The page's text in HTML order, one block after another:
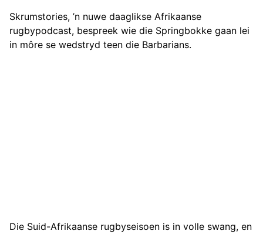
Skrumstories, ’n nuwe daaglikse Afrikaanse
rugbypodcast, bespreek wie die Springbokke gaan lei
in môre se wedstryd teen die Barbarians.
Die Suid-Afrikaanse rugbyseisoen is in volle swang, en